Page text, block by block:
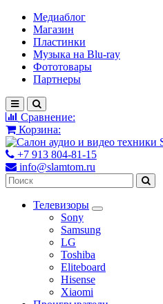
Медиаблог
Магазин
Пластинки
Музыка на Blu-ray
Фототовары
Партнеры
Сравнение:
Корзина:
+7 913 804-81-15
info@slamtom.ru
Телевизоры
Sony
Samsung
LG
Toshiba
Eliteboard
Hisense
Xiaomi